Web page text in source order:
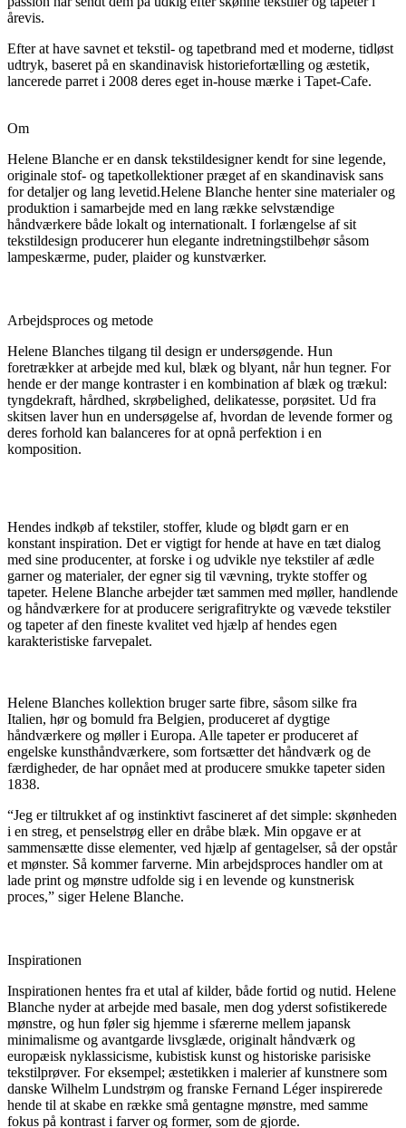
årevis.
Efter at have savnet et tekstil- og tapetbrand med et moderne, tidløst
udtryk, baseret på en skandinavisk historiefortælling og æstetik,
lancerede parret i 2008 deres eget in-house mærke i Tapet-Cafe.
Om
Helene Blanche er en dansk tekstildesigner kendt for sine legende,
originale stof- og tapetkollektioner præget af en skandinavisk sans
for detaljer og lang levetid.Helene Blanche henter sine materialer og
produktion i samarbejde med en lang række selvstændige
håndværkere både lokalt og internationalt. I forlængelse af sit
tekstildesign producerer hun elegante indretningstilbehør såsom
lampeskærme, puder, plaider og kunstværker.
Arbejdsproces og metode
Helene Blanches tilgang til design er undersøgende. Hun
foretrækker at arbejde med kul, blæk og blyant, når hun tegner. For
hende er der mange kontraster i en kombination af blæk og trækul:
tyngdekraft, hårdhed, skrøbelighed, delikatesse, porøsitet. Ud fra
skitsen laver hun en undersøgelse af, hvordan de levende former og
deres forhold kan balanceres for at opnå perfektion i en
komposition.
Hendes indkøb af tekstiler, stoffer, klude og blødt garn er en
konstant inspiration. Det er vigtigt for hende at have en tæt dialog
med sine producenter, at forske i og udvikle nye tekstiler af ædle
garner og materialer, der egner sig til vævning, trykte stoffer og
tapeter. Helene Blanche arbejder tæt sammen med møller, handlende
og håndværkere for at producere serigrafitrykte og vævede tekstiler
og tapeter af den fineste kvalitet ved hjælp af hendes egen
karakteristiske farvepalet.
Helene Blanches kollektion bruger sarte fibre, såsom silke fra
Italien, hør og bomuld fra Belgien, produceret af dygtige
håndværkere og møller i Europa. Alle tapeter er produceret af
engelske kunsthåndværkere, som fortsætter det håndværk og de
færdigheder, de har opnået med at producere smukke tapeter siden
1838.
“Jeg er tiltrukket af og instinktivt fascineret af det simple: skønheden
i en streg, et penselstrøg eller en dråbe blæk. Min opgave er at
sammensætte disse elementer, ved hjælp af gentagelser, så der opstår
et mønster. Så kommer farverne. Min arbejdsproces handler om at
lade print og mønstre udfolde sig i en levende og kunstnerisk
proces,” siger Helene Blanche.
Inspirationen
Inspirationen hentes fra et utal af kilder, både fortid og nutid. Helene
Blanche nyder at arbejde med basale, men dog yderst sofistikerede
mønstre, og hun føler sig hjemme i sfærerne mellem japansk
minimalisme og avantgarde livsglæde, originalt håndværk og
europæisk nyklassicisme, kubistisk kunst og historiske parisiske
tekstilprøver. For eksempel; æstetikken i malerier af kunstnere som
danske Wilhelm Lundstrøm og franske Fernand Léger inspirerede
hende til at skabe en række små gentagne mønstre, med samme
fokus på kontrast i farver og former, som de gjorde.